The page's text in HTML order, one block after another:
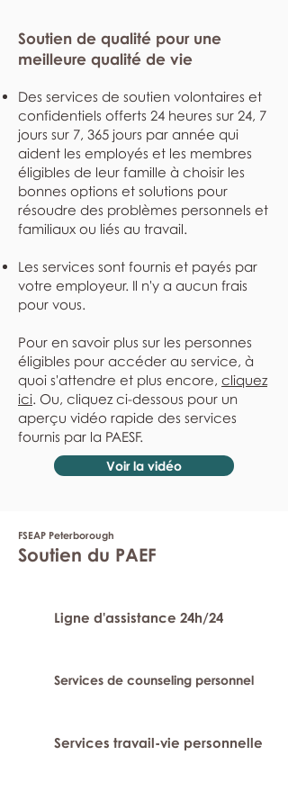
Soutien de qualité pour une
meilleure qualité de vie
Des services de soutien volontaires et
confidentiels offerts 24 heures sur 24, 7
jours sur 7, 365 jours par année qui
aident les employés et les membres
éligibles de leur famille à choisir les
bonnes options et solutions pour
résoudre des problèmes personnels et
familiaux ou liés au travail.
Les services sont fournis et payés par
votre employeur. Il n'y a aucun frais
pour vous.
Pour en savoir plus sur les personnes
éligibles pour accéder au service, à
quoi s'attendre et plus encore, cliquez
ici. Ou, cliquez ci-dessous pour un
aperçu vidéo rapide des services
fournis par la PAESF.
Voir la vidéo
FSEAP Peterborough
Soutien du PAEF
Ligne d'assistance 24h/24
Services de counseling personnel
Services travail-vie personnelle